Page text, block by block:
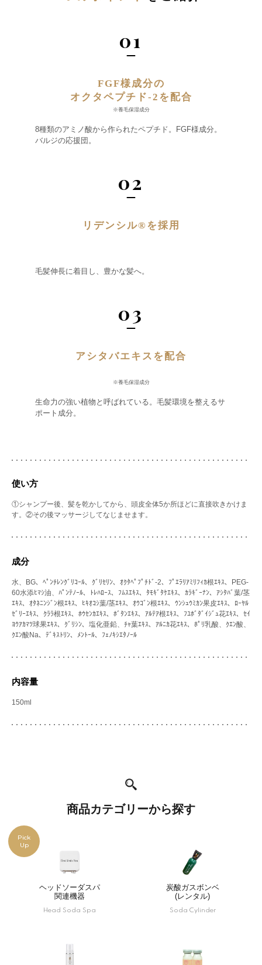
01
FGF様成分の
オクタペプチド-2を配合
※養毛保湿成分
8種類のアミノ酸から作られたペプチド。FGF様成分。
バルジの応援団。
02
リデンシル®︎を採用
毛髪伸長に着目し、豊かな髪へ。
03
アシタバエキスを配合
※養毛保湿成分
生命力の強い植物と呼ばれている。毛髪環境を整えるサ
ポート成分。
使い方
①シャンプー後、髪を乾かしてから、頭皮全体5か所ほどに直接吹きかけま
す。②その後マッサージしてなじませます。
成分
水、BG、ﾍﾟﾝﾁﾚﾝｸﾞﾘｺｰﾙ、ｸﾞﾘｾﾘﾝ、ｵｸﾀﾍﾟﾌﾟﾁﾄﾞ-2、ﾌﾟｴﾗﾘｱﾐﾘﾌｨｶ根ｴｷｽ、PEG-
60水添ﾋﾏｼ油、ﾊﾟﾝﾃﾉｰﾙ、ﾄﾚﾊﾛｰｽ、ﾌﾑｽｴｷｽ、ﾀﾓｷﾞﾀｹｴｷｽ、ｶﾗｷﾞｰﾅﾝ、ｱｼﾀﾊﾞ葉/茎
ｴｷｽ、ｵﾀﾈﾆﾝｼﾞﾝ根ｴｷｽ、ﾋｷｵｺｼ葉/茎ｴｷｽ、ｵｳｺﾞﾝ根ｴｷｽ、ｳﾝｼｭｳﾐｶﾝ果皮ｴｷｽ、ﾛｰﾔﾙ
ｾﾞﾘｰｴｷｽ、ｸﾗﾗ根ｴｷｽ、ﾎｳｾﾝｶｴｷｽ、ﾎﾞﾀﾝｴｷｽ、ｱﾙﾃｱ根ｴｷｽ、ﾌﾕﾎﾞﾀﾞｲｼﾞｭ花ｴｷｽ、ｾｲ
ﾖｳｱｶﾏﾂ球果ｴｷｽ、ｸﾞﾘｼﾝ、塩化亜鉛、ﾁｬ葉ｴｷｽ、ｱﾙﾆｶ花ｴｷｽ、ﾎﾟﾘ乳酸、ｸｴﾝ酸、
ｸｴﾝ酸Na、ﾃﾞｷｽﾄﾘﾝ、ﾒﾝﾄｰﾙ、ﾌｪﾉｷｼｴﾀﾉｰﾙ
内容量
150ml
商品カテゴリーから探す
Pick
Up
ヘッドソーダスパ
関連機器
Head Soda Spa
炭酸ガスボンベ
(レンタル)
Soda Cylinder